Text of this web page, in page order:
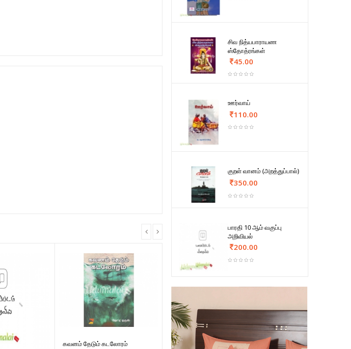
கவனம் தேடும் கடலோரம்
சிவ நித்யபாராயண
ஸ்தோத்ரங்கள்
45.00
ஊர்வாய்
110.00
குறள் வானம் (அறத்துப்பால்)
350.00
பாரதி 10 ஆம் வகுப்பு
அறிவியல்
200.00